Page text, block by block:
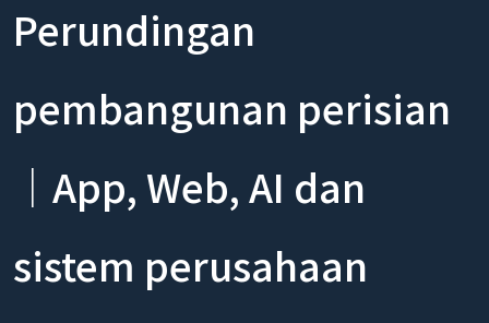
Perundingan
pembangunan perisian
｜App, Web, AI dan
sistem perusahaan